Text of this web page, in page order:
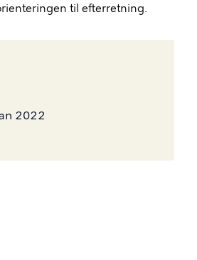
til efterretning.
2022